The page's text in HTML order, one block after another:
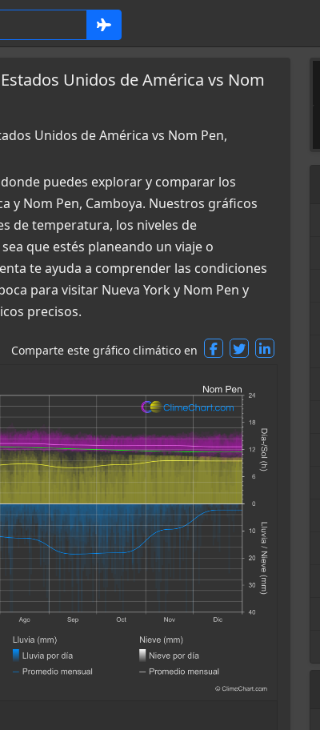
Unidos de América vs Nom
Unidos de América vs Nom Pen,
puedes explorar y comparar los
y Nom Pen, Camboya. Nuestros gráficos
de temperatura, los niveles de
que estés planeando un viaje o
te ayuda a comprender las condiciones
para visitar Nueva York y Nom Pen y
precisos.
Comparte este gráfico climático en